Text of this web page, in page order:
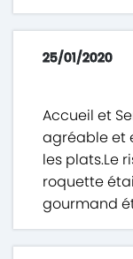
25/01/2020
Accueil et
agréable et
les plats.Le
roquette
gourmand